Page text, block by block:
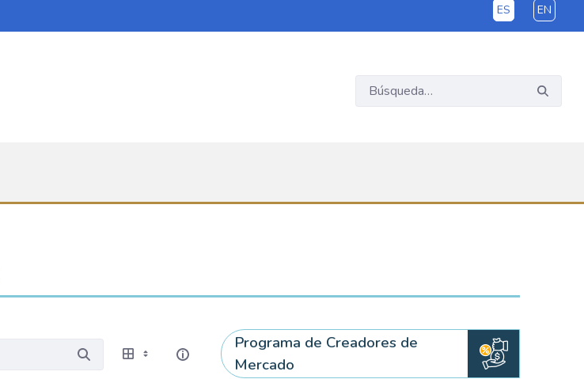
ES EN
Programa de Creadores de
Mercado